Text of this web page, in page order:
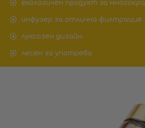
екологичен продукт за
инфузер за отлична филтрация
луксозен дизайн
лесен за употреба